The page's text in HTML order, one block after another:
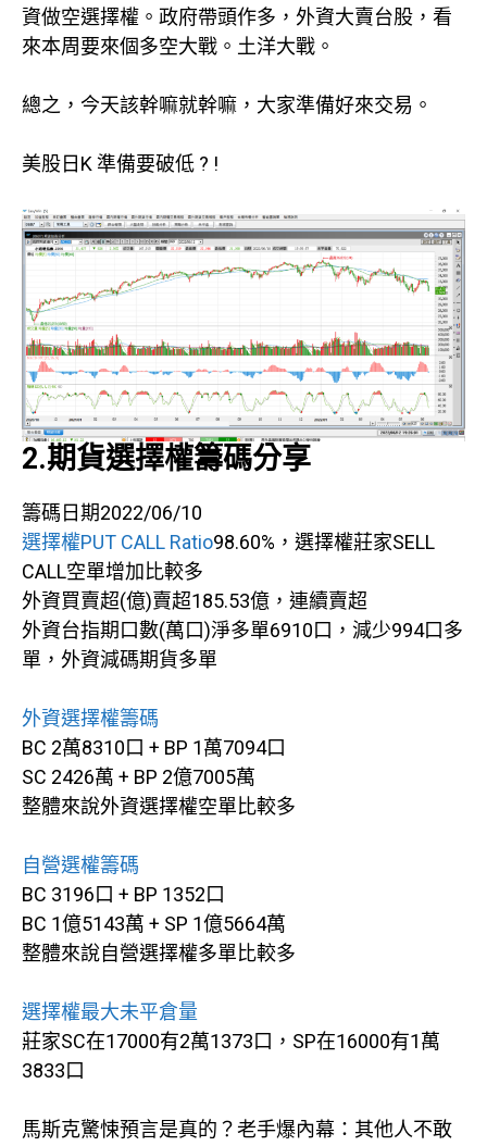
資做空選擇權。政府帶頭作多，外資大賣台股，看
來本周要來個多空大戰。土洋大戰。
總之，今天該幹嘛就幹嘛，大家準備好來交易。
美股日K 準備要破低 ? !
2.期貨選擇權籌碼分享
籌碼日期2022/06/10
選擇權PUT CALL Ratio98.60%，選擇權莊家SELL
CALL空單增加比較多
外資買賣超(億)賣超185.53億，連續賣超
外資台指期口數(萬口)淨多單6910口，減少994口多
單，外資減碼期貨多單
外資選擇權籌碼
BC 2萬8310口 + BP 1萬7094口
SC 2426萬 + BP 2億7005萬
整體來說外資選擇權空單比較多
自營選權籌碼
BC 3196口 + BP 1352口
BC 1億5143萬 + SP 1億5664萬
整體來說自營選擇權多單比較多
選擇權最大未平倉量
莊家SC在17000有2萬1373口，SP在16000有1萬
3833口
馬斯克驚悚預言是真的？老手爆內幕：其他人不敢